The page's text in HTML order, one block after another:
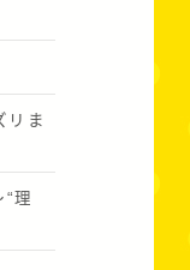
リま
理